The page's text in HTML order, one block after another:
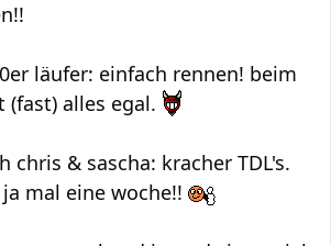
läufer: einfach rennen! beim
(fast) alles egal.
chris & sascha: kracher TDL's.
mal eine woche!!